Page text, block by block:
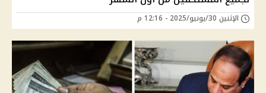
الإثنين 30/يونيو/2025 - 12:16 م